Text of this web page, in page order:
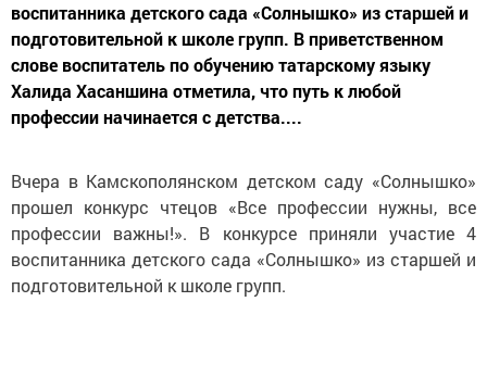
воспитанника детского сада «Солнышко» из старшей и
подготовительной к школе групп. В приветственном
слове воспитатель по обучению татарскому языку
Халида Хасаншина отметила, что путь к любой
профессии начинается с детства....
Вчера в Камскополянском детском саду «Солнышко»
прошел конкурс чтецов «Все профессии нужны, все
профессии важны!». В конкурсе приняли участие 4
воспитанника детского сада «Солнышко» из старшей и
подготовительной к школе групп.